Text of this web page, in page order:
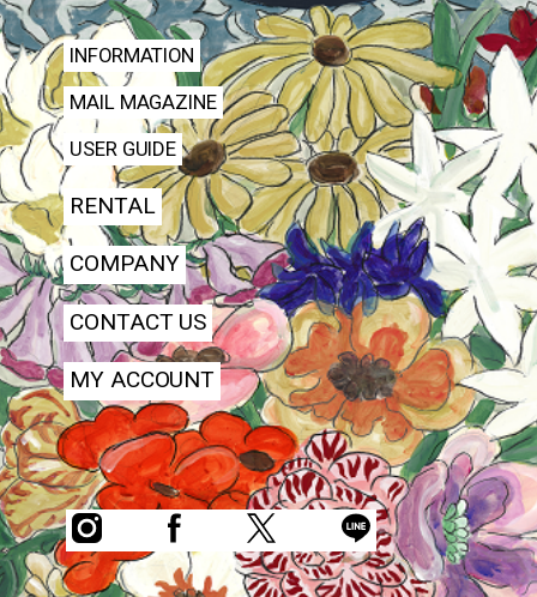
INFORMATION
MAIL MAGAZINE
USER GUIDE
RENTAL
COMPANY
CONTACT US
MY ACCOUNT